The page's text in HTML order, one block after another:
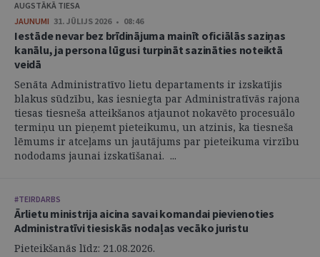
AUGSTĀKĀ TIESA
JAUNUMI 31. JŪLIJS 2026 • 08:46
Iestāde nevar bez brīdinājuma mainīt oficiālās saziņas
kanālu, ja persona lūgusi turpināt sazināties noteiktā
veidā
Senāta Administratīvo lietu departaments ir izskatījis
blakus sūdzību, kas iesniegta par Administratīvās rajona
tiesas tiesneša atteikšanos atjaunot nokavēto procesuālo
termiņu un pieņemt pieteikumu, un atzinis, ka tiesneša
lēmums ir atceļams un jautājums par pieteikuma virzību
nododams jaunai izskatīšanai. ...
#TEIRDARBS
Ārlietu ministrija aicina savai komandai pievienoties
Administratīvi tiesiskās nodaļas vecāko juristu
Pieteikšanās līdz: 21.08.2026.